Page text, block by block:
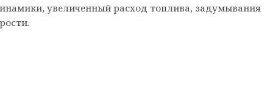
увеличенный расход топлива, задумывания